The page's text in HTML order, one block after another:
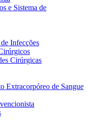
e Sistema de
Infecções
Cirúrgicas
Extracorpóreo de Sangue